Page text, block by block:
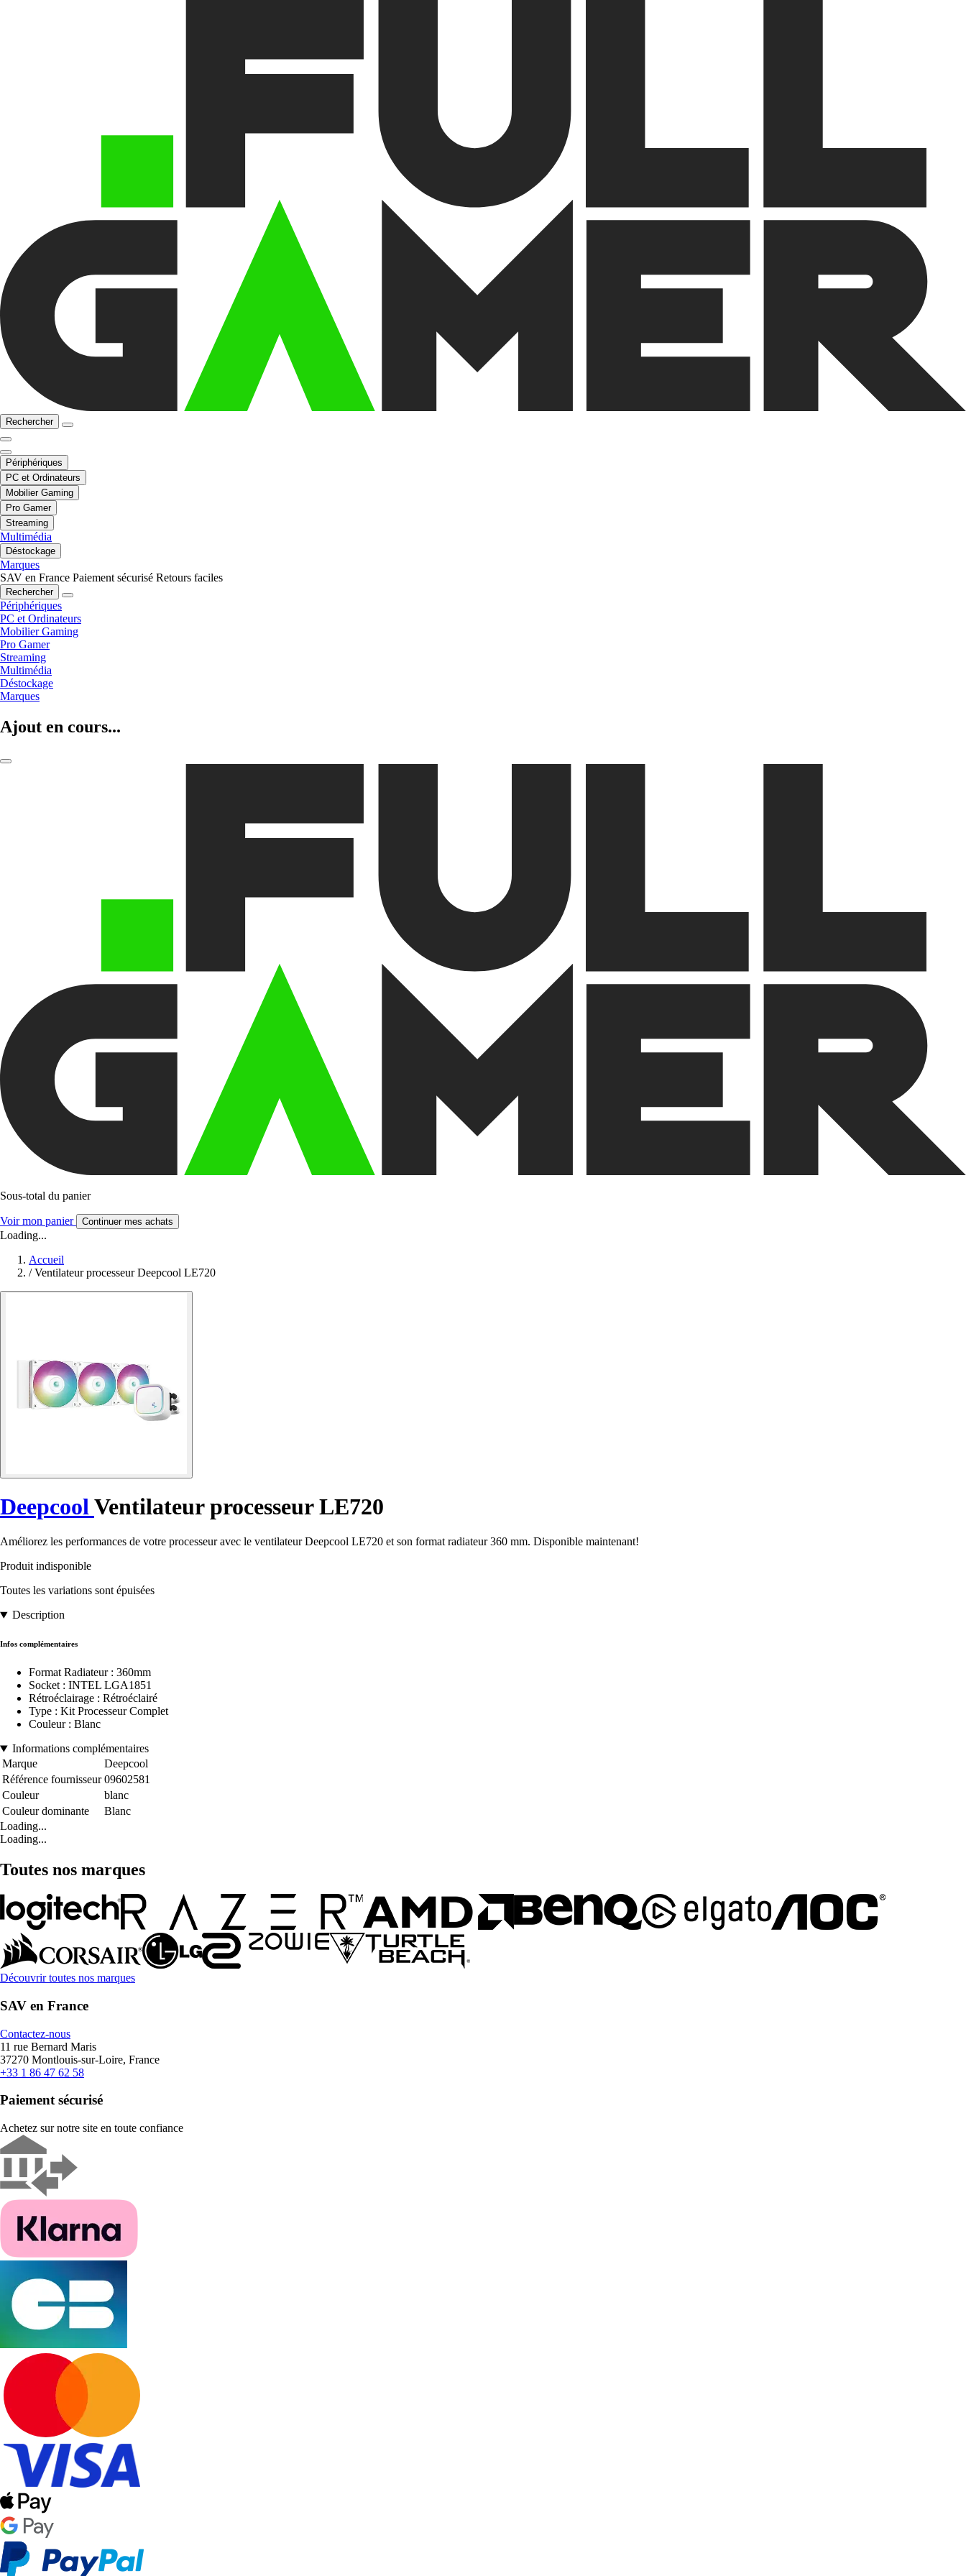
Rechercher
Périphériques
PC et Ordinateurs
Mobilier Gaming
Pro Gamer
Streaming
Multimédia
Déstockage
Marques
SAV en France Paiement sécurisé Retours faciles
Rechercher
Périphériques
PC et Ordinateurs
Mobilier Gaming
Pro Gamer
Streaming
Multimédia
Déstockage
Marques
Ajout en cours...
Sous-total du panier
Voir mon panier Continuer mes achats
Loading...
Accueil
/ Ventilateur processeur Deepcool LE720
Deepcool Ventilateur processeur LE720
Améliorez les performances de votre processeur avec le ventilateur Deepcool LE720 et son format radiateur 360 mm. Disponible maintenant!
Produit indisponible
Toutes les variations sont épuisées
Description
Infos complémentaires
Format Radiateur : 360mm
Socket : INTEL LGA1851
Rétroéclairage : Rétroéclairé
Type : Kit Processeur Complet
Couleur : Blanc
Informations complémentaires
Marque
Deepcool
Référence fournisseur 09602581
Couleur
blanc
Couleur dominante
Blanc
Loading...
Loading...
Toutes nos marques
Découvrir toutes nos marques
SAV en France
Contactez-nous
11 rue Bernard Maris
37270 Montlouis-sur-Loire, France
+33 1 86 47 62 58
Paiement sécurisé
Achetez sur notre site en toute confiance